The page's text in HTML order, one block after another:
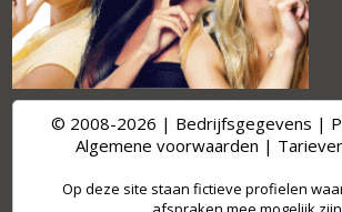
© 2008-2026 | Bedrijfsgegevens |
Algemene voorwaarden |
Op deze site staan fictieve profielen